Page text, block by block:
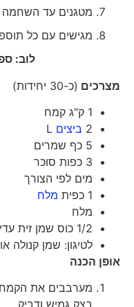
מטגנים עד השחמה
מגישים עם כל תוספת
לוב:
מצרכים(כ-30 יחידות)
1 ק"ג קמח
2
ביציםL
5 כף שמרים
3 כפות סוכר
מים לפי הצורך
1 כפית
מלח
מלח
1/2 כוס שמן זית עדין*
לטיגון: שמן קנולה או
אופן הכנה
מערבבים את הקמח,